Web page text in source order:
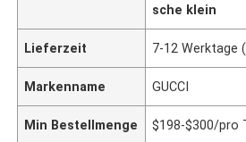
sche klein
Lieferzeit 7-12 Werktage
Markenname GUCCI
Min Bestellmenge $198-$300/pro